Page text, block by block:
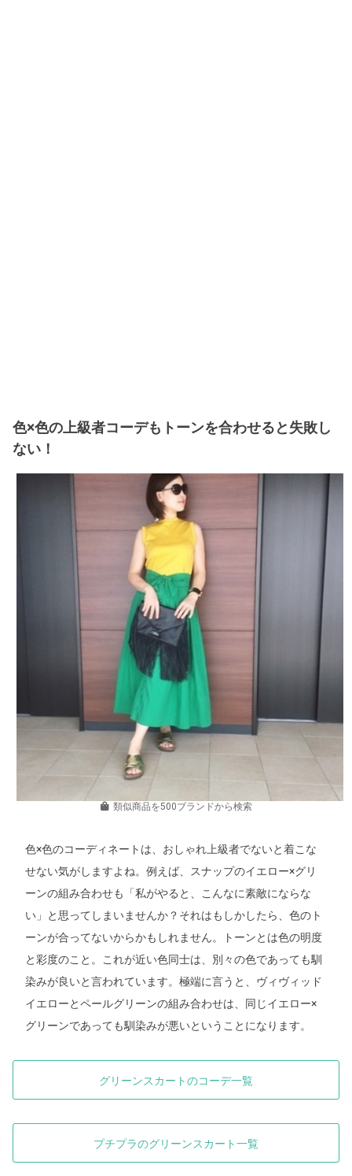
色×色の上級者コーデもトーンを合わせると失敗し
ない！
類似商品を500ブランドから検索
色×色のコーディネートは、おしゃれ上級者でないと着こな
せない気がしますよね。例えば、スナップのイエロー×グリ
ーンの組み合わせも「私がやると、こんなに素敵にならな
い」と思ってしまいませんか？それはもしかしたら、色のト
ーンが合ってないからかもしれません。トーンとは色の明度
と彩度のこと。これが近い色同士は、別々の色であっても馴
染みが良いと言われています。極端に言うと、ヴィヴィッド
イエローとペールグリーンの組み合わせは、同じイエロー×
グリーンであっても馴染みが悪いということになります。
グリーンスカートのコーデ一覧
プチプラのグリーンスカート一覧